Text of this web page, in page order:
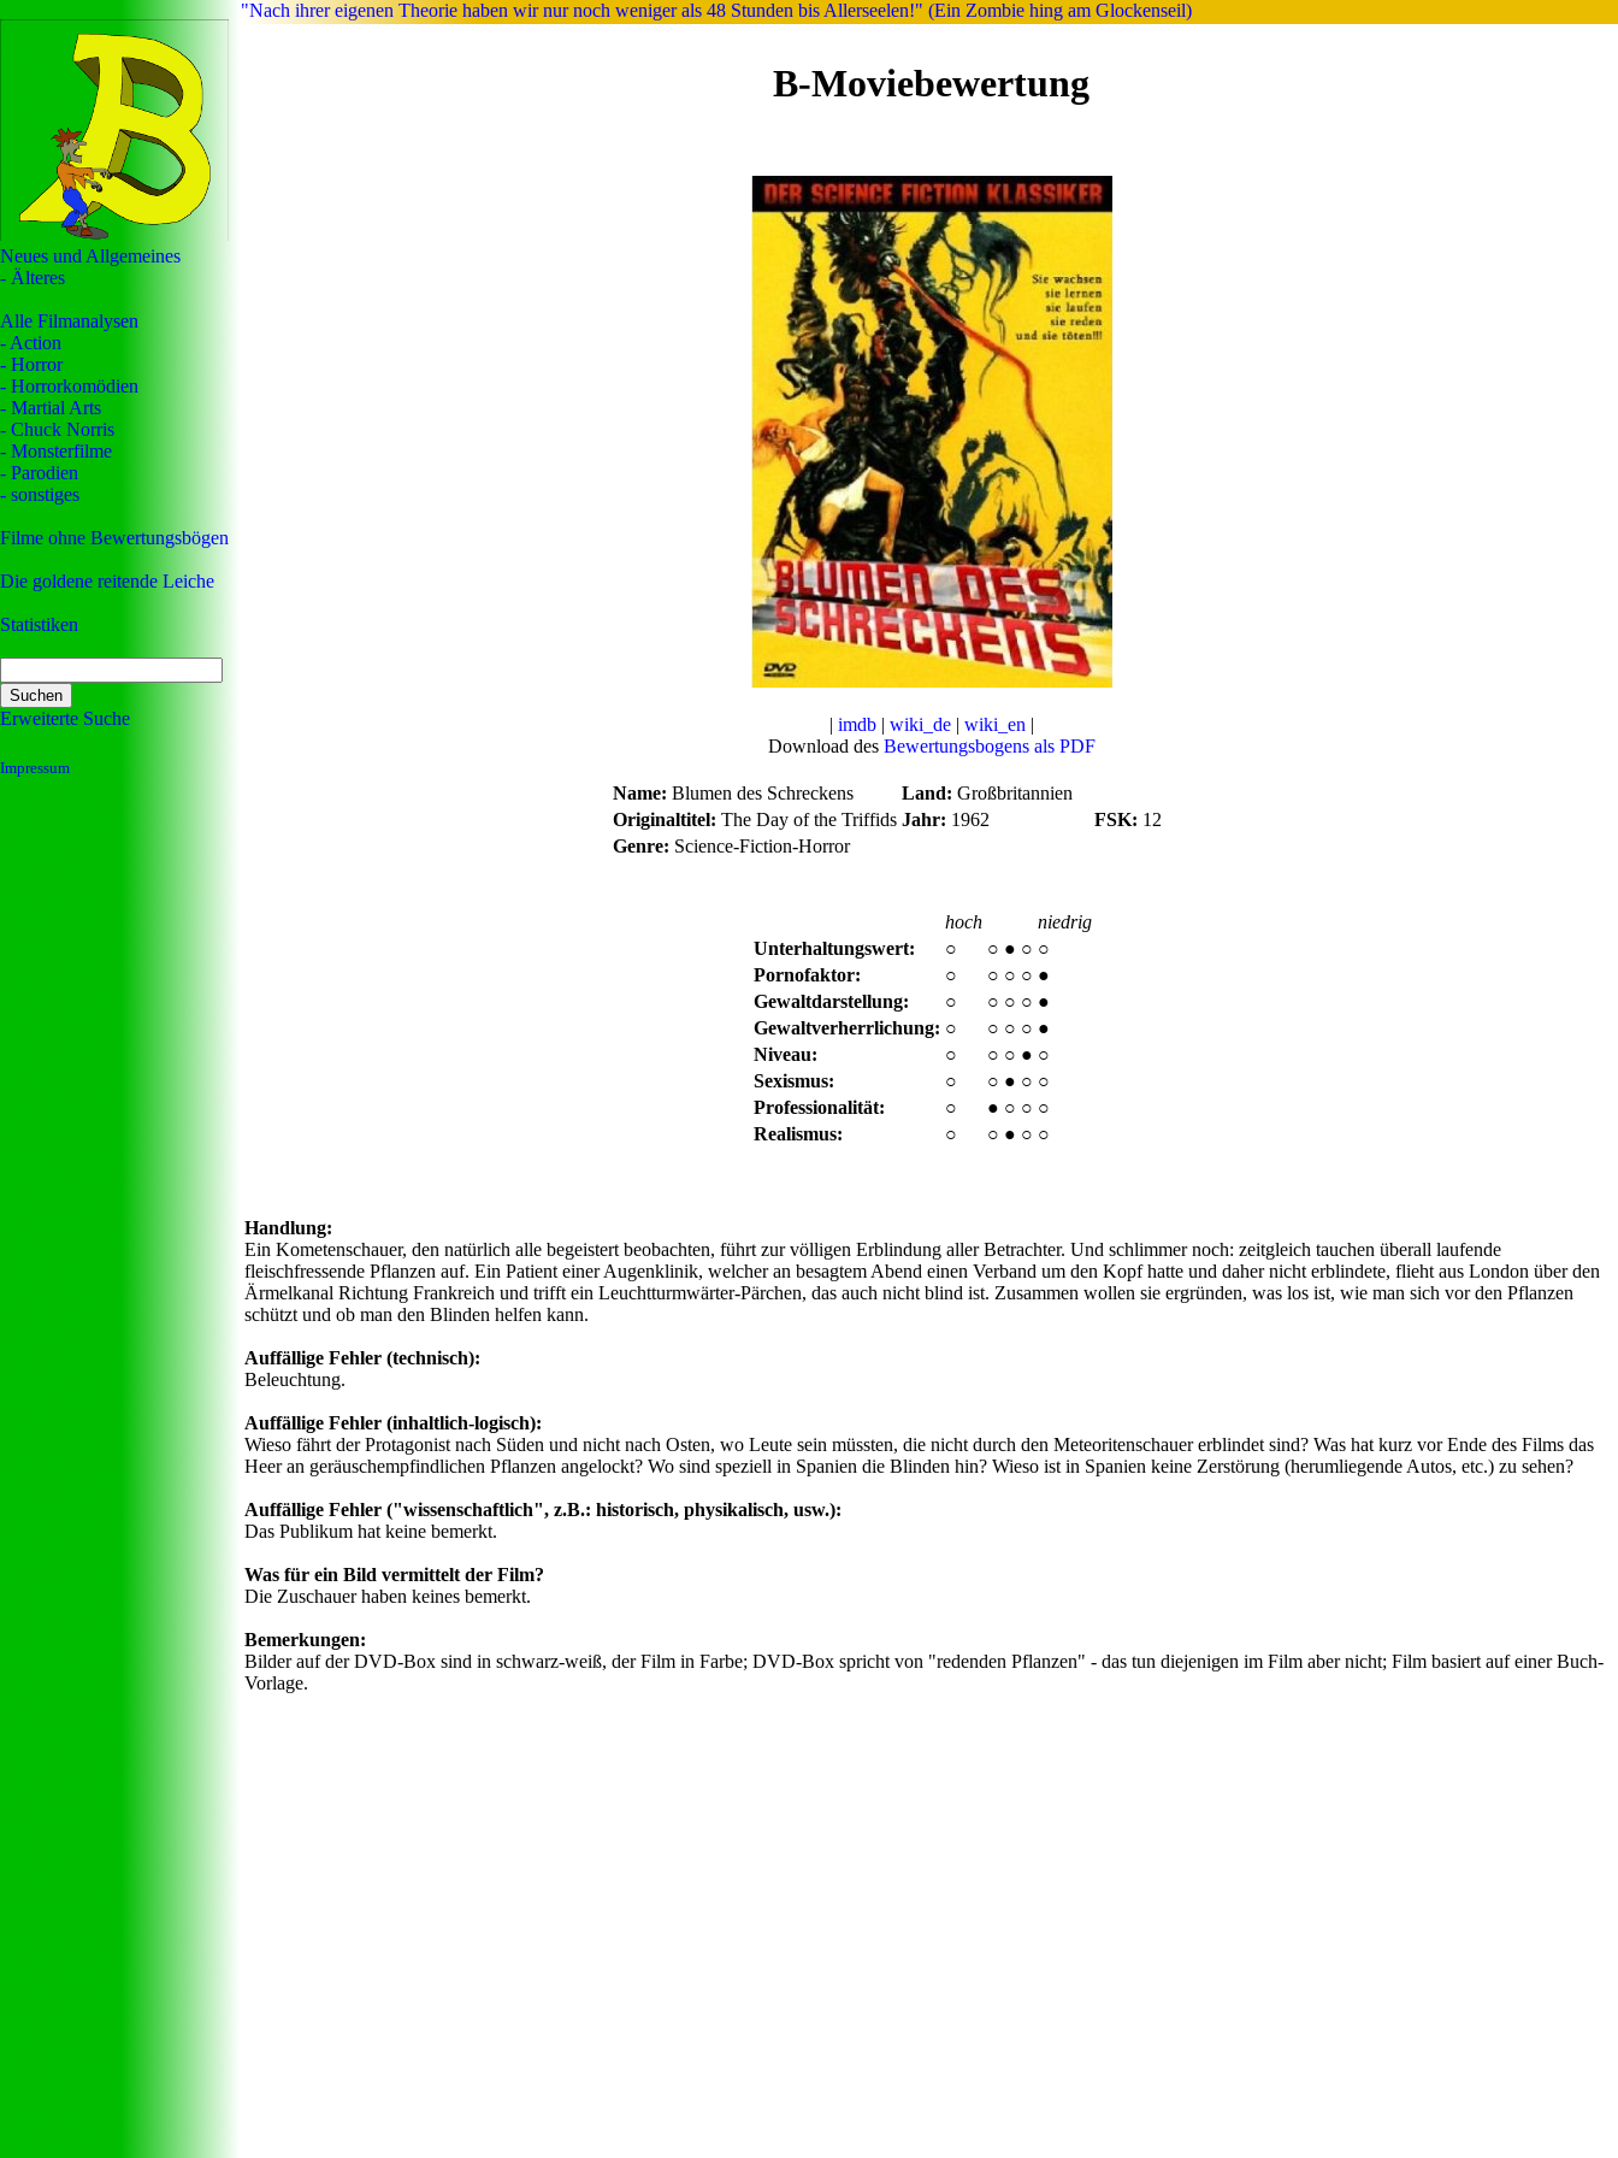
Neues und Allgemeines
- Älteres
Alle Filmanalysen
- Action
- Horror
- Horrorkomödien
- Martial Arts
- Chuck Norris
- Monsterfilme
- Parodien
- sonstiges
Filme ohne Bewertungsbögen
Die goldene reitende Leiche
Statistiken
Erweiterte Suche
Impressum
"Nach ihrer eigenen Theorie haben wir nur noch weniger als 48 Stunden bis Allerseelen!" (Ein Zombie hing am Glockenseil)
B-Moviebewertung
| imdb| wiki_de| wiki_en |
Download des Bewertungsbogens als PDF
Name: Blumen des Schreckens Land: Großbritannien
Originaltitel: The Day of the Triffids Jahr: 1962 FSK: 12
Genre: Science-Fiction-Horror
hoch
niedrig
Unterhaltungswert:
○ ○ ● ○ ○
Pornofaktor:
○ ○ ○ ○ ●
Gewaltdarstellung:
○ ○ ○ ○ ●
Gewaltverherrlichung: ○ ○ ○ ○ ●
Niveau:
○ ○ ○ ● ○
Sexismus:
○ ○ ● ○ ○
Professionalität:
○ ● ○ ○ ○
Realismus:
○ ○ ● ○ ○
Handlung:
Ein Kometenschauer, den natürlich alle begeistert beobachten, führt zur völligen Erblindung aller Betrachter. Und schlimmer noch: zeitgleich tauchen überall laufende
fleischfressende Pflanzen auf. Ein Patient einer Augenklinik, welcher an besagtem Abend einen Verband um den Kopf hatte und daher nicht erblindete, flieht aus London über den
Ärmelkanal Richtung Frankreich und trifft ein Leuchtturmwärter-Pärchen, das auch nicht blind ist. Zusammen wollen sie ergründen, was los ist, wie man sich vor den Pflanzen
schützt und ob man den Blinden helfen kann.
Auffällige Fehler (technisch):
Beleuchtung.
Auffällige Fehler (inhaltlich-logisch):
Wieso fährt der Protagonist nach Süden und nicht nach Osten, wo Leute sein müssten, die nicht durch den Meteoritenschauer erblindet sind? Was hat kurz vor Ende des Films das
Heer an geräuschempfindlichen Pflanzen angelockt? Wo sind speziell in Spanien die Blinden hin? Wieso ist in Spanien keine Zerstörung (herumliegende Autos, etc.) zu sehen?
Auffällige Fehler ("wissenschaftlich", z.B.: historisch, physikalisch, usw.):
Das Publikum hat keine bemerkt.
Was für ein Bild vermittelt der Film?
Die Zuschauer haben keines bemerkt.
Bemerkungen:
Bilder auf der DVD-Box sind in schwarz-weiß, der Film in Farbe; DVD-Box spricht von "redenden Pflanzen" - das tun diejenigen im Film aber nicht; Film basiert auf einer Buch-
Vorlage.